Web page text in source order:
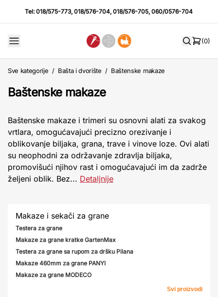
Tel:018/575-773,018/576-704,018/576-705,060/0576-704
(0)
Sve kategorije / Bašta i dvorište / Baštenske makaze
Baštenske makaze
Baštenske makaze i trimeri su osnovni alati za svakog
vrtlara, omogućavajući precizno orezivanje i
oblikovanje biljaka, grana, trave i vinove loze. Ovi alati
su neophodni za održavanje zdravlja biljaka,
promovišući njihov rast i omogućavajući im da zadrže
željeni oblik. Bez... Detaljnije
Makaze i sekači za grane
Testera za grane
Makaze za grane kratke GartenMax
Testera za grane sa rupom za dršku Pilana
Makaze 460mm za grane PANYI
Makaze za grane MODECO
Svi proizvodi